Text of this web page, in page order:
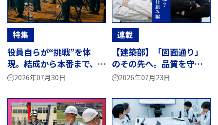
特集
役員自らが“挑戦”を体
現。結成から本番まで、
「荒木バンド」ストーリ
2026年07月30日
連載
【建築部】「図面通り」
のその先へ。品質を守る
社内検査 ― 品質管理の
2026年07月23日